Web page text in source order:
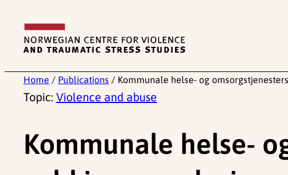
content
Home / Publications / Kommunale helse- og
Topic: Violence and abuse
Kommunale helse-